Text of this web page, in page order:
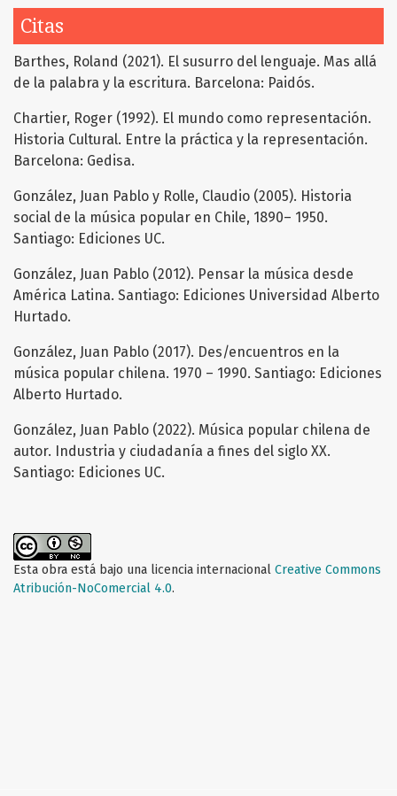
Citas
Barthes, Roland (2021). El susurro del lenguaje. Mas allá
de la palabra y la escritura. Barcelona: Paidós.
Chartier, Roger (1992). El mundo como representación.
Historia Cultural. Entre la práctica y la representación.
Barcelona: Gedisa.
González, Juan Pablo y Rolle, Claudio (2005). Historia
social de la música popular en Chile, 1890– 1950.
Santiago: Ediciones UC.
González, Juan Pablo (2012). Pensar la música desde
América Latina. Santiago: Ediciones Universidad Alberto
Hurtado.
González, Juan Pablo (2017). Des/encuentros en la
música popular chilena. 1970 – 1990. Santiago: Ediciones
Alberto Hurtado.
González, Juan Pablo (2022). Música popular chilena de
autor. Industria y ciudadanía a fines del siglo XX.
Santiago: Ediciones UC.
Esta obra está bajo una licencia internacional Creative Commons
Atribución-NoComercial 4.0.